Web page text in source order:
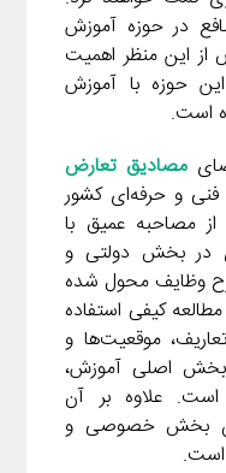
در حوزه آموزش
این منظر اهمیت
حوزه با آموزش
است.
مصادیق تعارض
و حرفه‌ای کشور
مصاحبه عمیق با
در بخش دولتی و
وظایف محول شده
کیفی استفاده
موقعیت‌ها و
اصلی آموزش،
علاوه بر آن
بخش خصوصی و
است.